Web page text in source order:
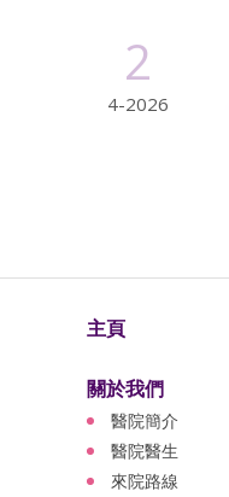
2
4-2026
主頁
關於我們
醫院簡介
醫院醫生
來院路線